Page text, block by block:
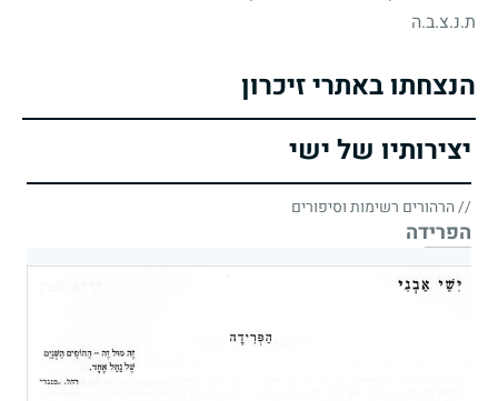
ת.נ.צ.ב.ה
הנצחתו באתרי זיכרון
יצירותיו של ישי
// הרהורים רשימות וסיפורים
הפרידה